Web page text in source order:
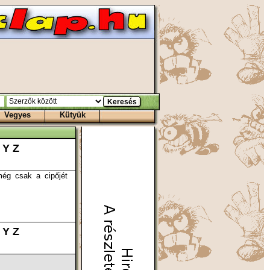
Vegyes Kütyük
Y Z
csak a cipőjét
Y Z